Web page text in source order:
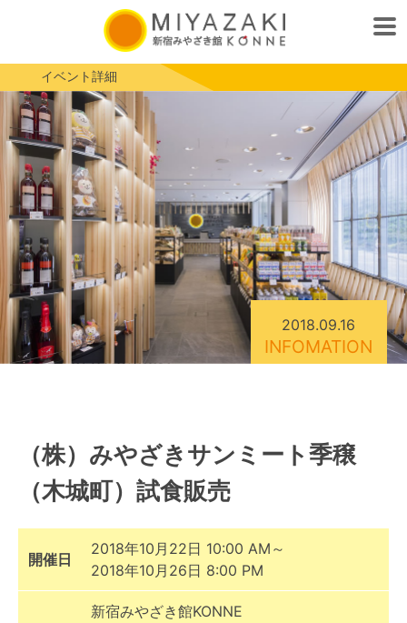
イベント詳細
2018.09.16
INFOMATION
（株）みやざきサンミート季穣
（木城町）試食販売
開催日
2018年10月22日 10:00 AM～
2018年10月26日 8:00 PM
新宿みやざき館KONNE